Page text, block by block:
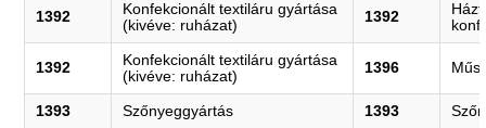
1392
Konfekcionált textiláru gyártása
(kivéve: ruházat)
1392
1392
Konfekcionált textiláru gyártása
(kivéve: ruházat)
1396
1393 Szőnyeggyártás 1393